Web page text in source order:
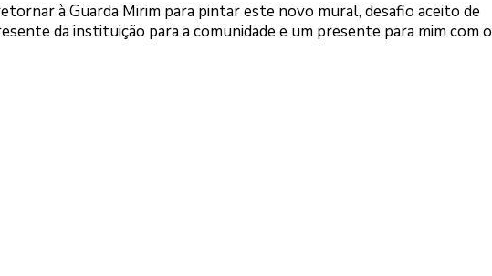
à Guarda Mirim para pintar este novo mural, desafio aceito de
da instituição para a comunidade e um presente para mim com o